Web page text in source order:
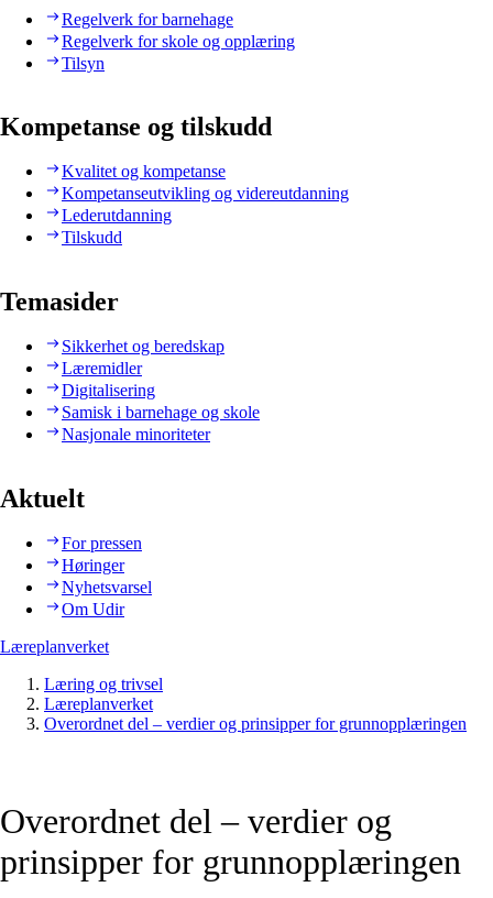
Regelverk for barnehage
Regelverk for skole og opplæring
Tilsyn
Kompetanse og tilskudd
Kvalitet og kompetanse
Kompetanseutvikling og videreutdanning
Lederutdanning
Tilskudd
Temasider
Sikkerhet og beredskap
Læremidler
Digitalisering
Samisk i barnehage og skole
Nasjonale minoriteter
Aktuelt
For pressen
Høringer
Nyhetsvarsel
Om Udir
Læreplanverket
Læring og trivsel
Læreplanverket
Overordnet del – verdier og prinsipper for grunnopplæringen
Overordnet del – verdier og
prinsipper for grunnopplæringen